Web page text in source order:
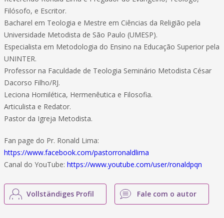
Filósofo, e Escritor.
Bacharel em Teologia e Mestre em Ciências da Religião pela
Universidade Metodista de São Paulo (UMESP).
Especialista em Metodologia do Ensino na Educação Superior pela
UNINTER.
Professor na Faculdade de Teologia Seminário Metodista César
Dacorso Filho/RJ.
Leciona Homilética, Hermenêutica e Filosofia.
Articulista e Redator.
Pastor da Igreja Metodista.
Fan page do Pr. Ronald Lima:
https://www.facebook.com/pastorronaldlima
Canal do YouTube: https://www.youtube.com/user/ronaldpqn
Vollständiges Profil Fale com o autor